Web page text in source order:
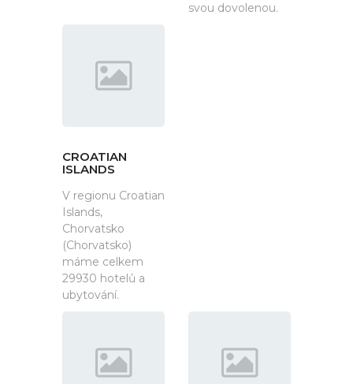
svou dovolenou.
CROATIAN
ISLANDS
V regionu Croatian
Islands,
Chorvatsko
(Chorvatsko)
máme celkem
29930 hotelů a
ubytování.